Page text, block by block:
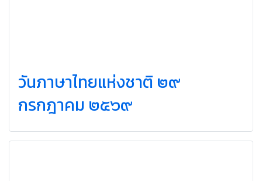
วันภาษาไทยแห่งชาติ ๒๙
กรกฎาคม ๒๕๖๙